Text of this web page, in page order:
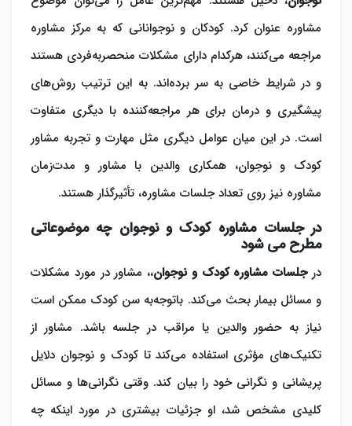
مشاوره عنوان کرد. کودکان و نوجوانانی که به مرکز مشاوره
مراجعه می‌کنند، هرکدام دارای مشکلات منحصربه‌فردی هستند
و در شرایط خاصی به سر برده‌اند. به این ترتیب روش‌های
پیشگیری و درمان برای هر مراجعه‌کننده با دیگری متفاوت
است. در این میان عوامل دیگری مثل مهارت و تجربه مشاور
کودک و نوجوان، همکاری والدین با مشاور و مدت‌زمان
مشاوره نیز روی تعداد جلسات مشاوره، تأثیرگذار هستند.
در جلسات مشاوره کودک و نوجوان چه موضوعاتی
مطرح می ‌شود
درجلسات مشاوره کودک و نوجوان،، مشاور در مورد مشکلات
و مسائل بیمار بحث می‌کند. باتوجه‌به سن کودک ممکن است
نیاز به حضور والدین یا مراقب در جلسه باشد. مشاور از
تکنیک‌های مؤثری استفاده می‌کند تا کودک و نوجوان دلایل
پریشانی و نگرانی خود را بیان کند. وقتی نگرانی‌ها و مسائل
کلیدی مشخص شد، او جزئیات بیشتری در مورد اینکه چه